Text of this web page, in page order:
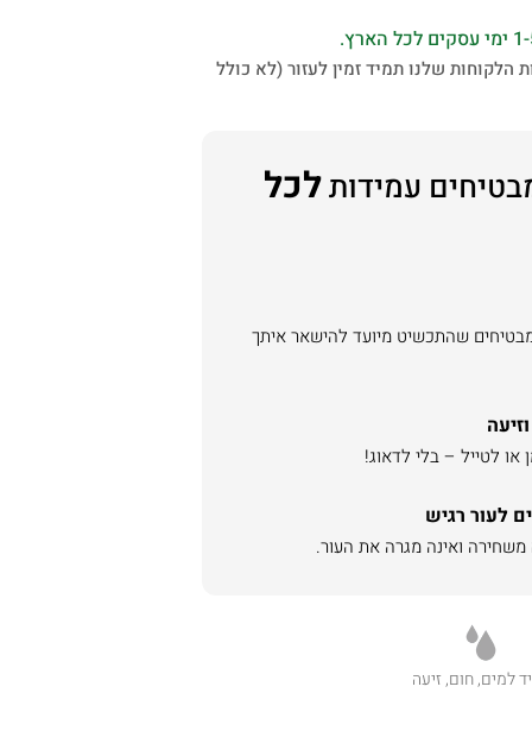
הלקוחות שלנו תמיד זמין לעזור (לא כולל
עמידותלכל
שהתכשיט מיועד להישאר איתך
לטייל – בלי לדאוג!
לעור רגיש
למים, חום, זיעה